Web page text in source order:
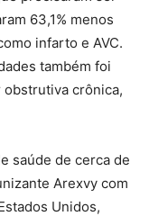
63,1% menos
infarto e AVC.
também foi
obstrutiva crônica,
saúde de cerca de
Arexvy com
Unidos,